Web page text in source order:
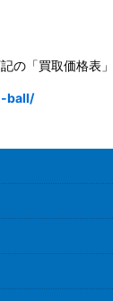
の「買取価格表
ball/